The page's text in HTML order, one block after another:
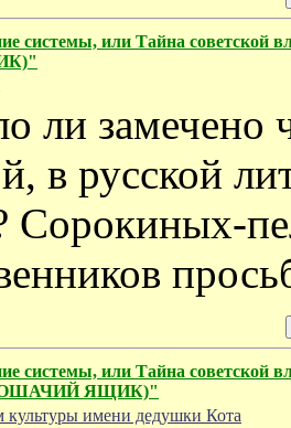
системы, или Тайна советской
ли замечено
в русской
Сорокиных-
системы, или Тайна советской
ЯЩИК)"
культуры имени дедушки Кота